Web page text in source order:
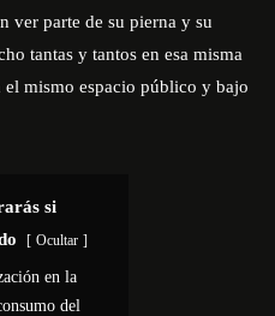
ver parte de su pierna y su
tantas y tantos en esa misma
el mismo espacio público y bajo
si
Ocultar
en la
del